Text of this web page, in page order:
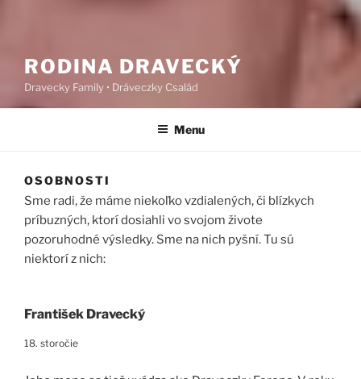
RODINA DRAVECKÝ
Dravecky Family • Dráveczky Család
Menu
OSOBNOSTI
Sme radi, že máme niekoľko vzdialených, či blízkych
príbuzných, ktorí dosiahli vo svojom živote
pozoruhodné výsledky. Sme na nich pyšní. Tu sú
niektorí z nich:
František Dravecký
18. storočie